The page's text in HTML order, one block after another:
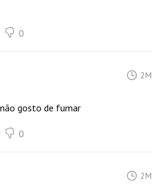
0
2M
gosto de fumar
0
2M